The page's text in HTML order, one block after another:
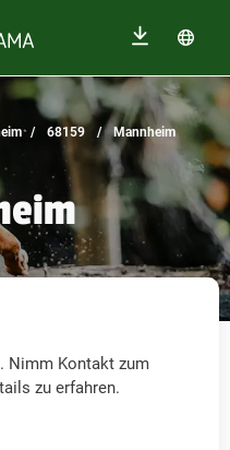
68159 Mannheim
Nimm Kontakt zum
zu erfahren.